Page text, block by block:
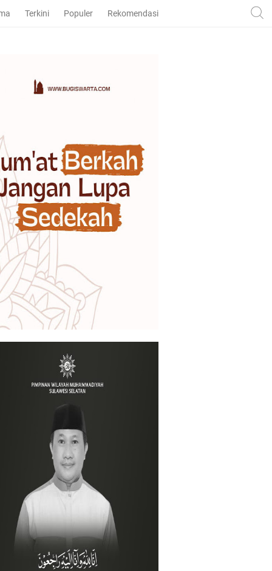
Terkini Populer Rekomendasi